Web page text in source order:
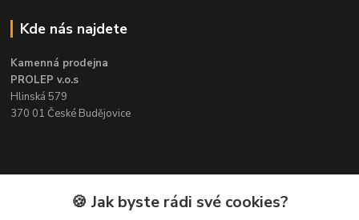
Kde nás najdete
Kamenná prodejna
PROLEP v.o.s
Hlinská 579
370 01 České Budějovice
Kontakt🍪 Jak byste rádi své cookies?